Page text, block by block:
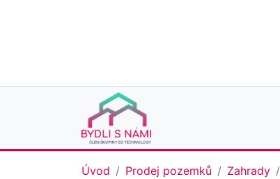
Úvod Prodej pozemků Zahrady